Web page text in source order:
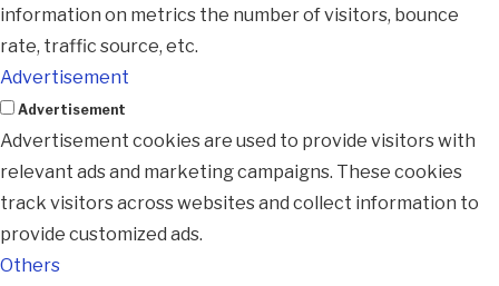
information on metrics the number of visitors, bounce
rate, traffic source, etc.
Advertisement
Advertisement
Advertisement cookies are used to provide visitors with
relevant ads and marketing campaigns. These cookies
track visitors across websites and collect information to
provide customized ads.
Others